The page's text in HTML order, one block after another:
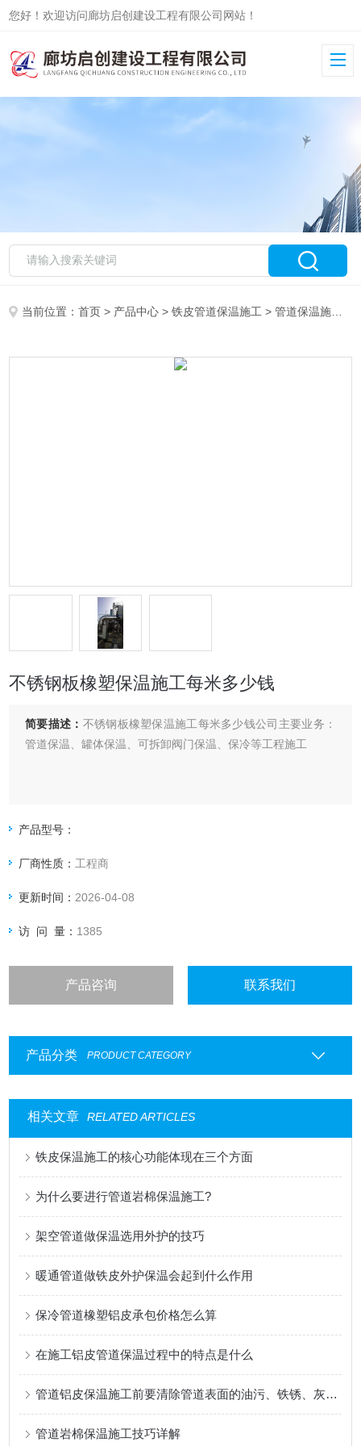
您好！欢迎访问廊坊启创建设工程有限公司网站！
当前位置：首页 > 产品中心 >铁皮管道保温施工 >管道保温施工队
不锈钢板橡塑保温施工每米多少钱
简要描述： 不锈钢板橡塑保温施工每米多少钱公司主要业务：
管道保温、罐体保温、可拆卸阀门保温、保冷等工程施工
产品型号：
厂商性质： 工程商
更新时间： 2026-04-08
访 问 量： 1385
产品咨询 联系我们
产品分类 PRODUCT CATEGORY
相关文章 RELATED ARTICLES
铁皮保温施工的核心功能体现在三个方面
为什么要进行管道岩棉保温施工?
架空管道做保温选用外护的技巧
暖通管道做铁皮外护保温会起到什么作用
保冷管道橡塑铝皮承包价格怎么算
在施工铝皮管道保温过程中的特点是什么
管道铝皮保温施工前要清除管道表面的油污、铁锈、灰尘等杂物
管道岩棉保温施工技巧详解